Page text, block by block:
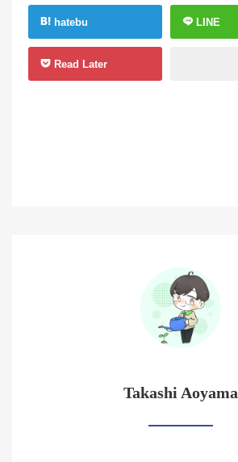
hatebu LINE
Read Later
Takashi Aoyama